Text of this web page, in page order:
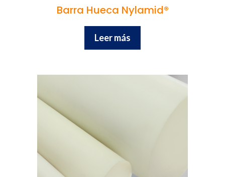
Barra Hueca Nylamid®
Leer más